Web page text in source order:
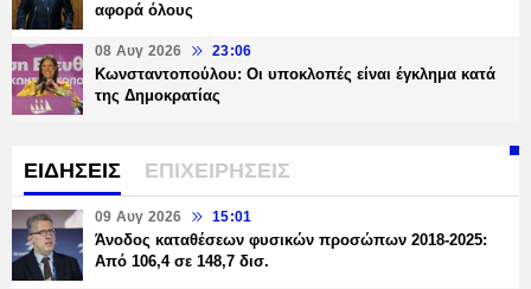
αφορά όλους
08 Αυγ 2026 23:06
Κωνσταντοπούλου: Οι υποκλοπές είναι έγκλημα κατά
της Δημοκρατίας
ΕΙΔΗΣΕΙΣ ΕΠΙΧΕΙΡΗΣΕΙΣ
09 Αυγ 2026 15:01
Άνοδος καταθέσεων φυσικών προσώπων 2018-2025:
Από 106,4 σε 148,7 δισ.